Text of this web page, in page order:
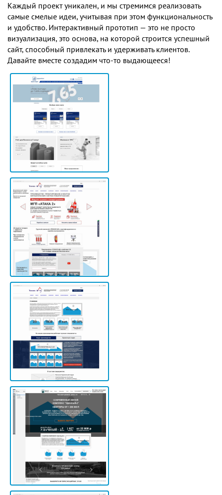
Каждый проект уникален, и мы стремимся реализовать
самые смелые идеи, учитывая при этом функциональность
и удобство. Интерактивный прототип — это не просто
визуализация, это основа, на которой строится успешный
сайт, способный привлекать и удерживать клиентов.
Давайте вместе создадим что-то выдающееся!